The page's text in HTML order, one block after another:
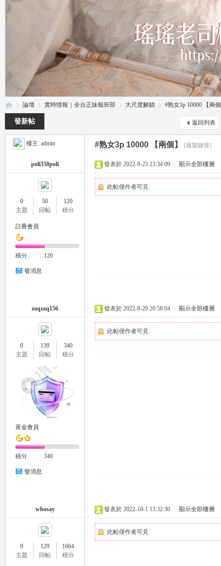
»
論壇
›
實時情報｜全台正妹報班部
›
大尺度解鎖
›
#熟女3p 10000 【兩
返回列表
發新帖
樓主: admin #熟女3p 10000 【兩個】 [複製鏈接]
poli358poli
0
主題
50
回帖
120
積分
註冊會員
積分 120
發消息
發表於 2022-9-23 23:34:09 顯示全部樓層
此帖僅作者可見
zaqzaq156
0
主題
139
回帖
340
積分
黃金會員
積分 340
發消息
發表於 2022-9-29 20:58:04 顯示全部樓層
此帖僅作者可見
whosay
0
主題
129
回帖
1664
積分
發表於 2022-10-1 13:32:30 顯示全部樓層
此帖僅作者可見